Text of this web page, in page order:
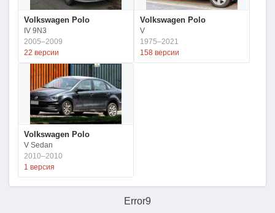
Volkswagen Polo
IV 9N3
2005–2009
22 версии
Volkswagen Polo
V
1975–2021
158 версии
Volkswagen Polo
V Sedan
2010–2010
1 версия
Error9